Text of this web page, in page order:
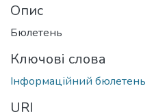
Опис
Бюлетень
Ключові слова
Інформаційний бюлетень
URI